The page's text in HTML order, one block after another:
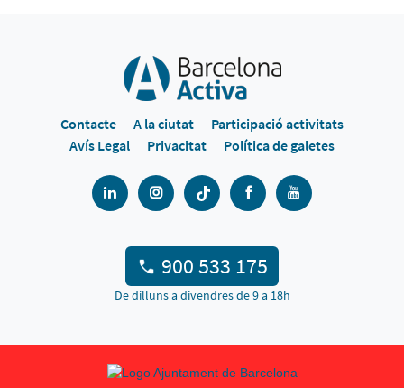
Contacte A la ciutat
Participació activitats
Avís Legal
Privacitat Política de galetes
900 533 175
De dilluns a divendres de 9 a 18h